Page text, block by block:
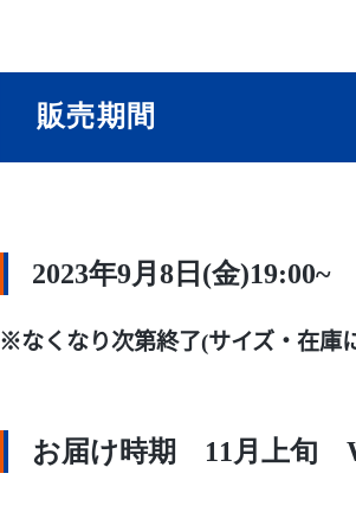
販売期間
2023年9月8日(金)19:00~
※なくなり次第終了(サイズ・在庫
お届け時期 11月上旬